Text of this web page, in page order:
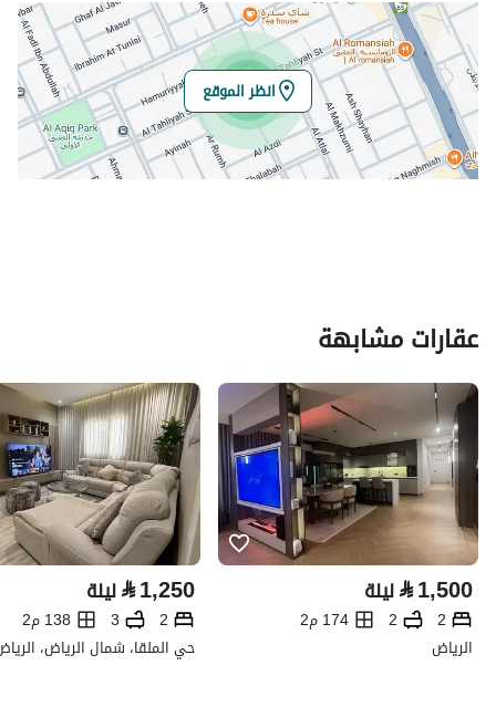
انظر الموقع
عقارات مشابهة
⃁1,500 ليلة
2
2
174 م2
الرياض
⃁1,250 ليلة
2
3
138 م2
حي الملقا، شمال الرياض،